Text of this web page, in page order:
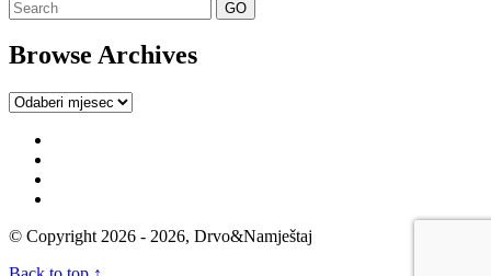
Browse Archives
Browse
© Copyright 2026 - 2026, Drvo&Namještaj